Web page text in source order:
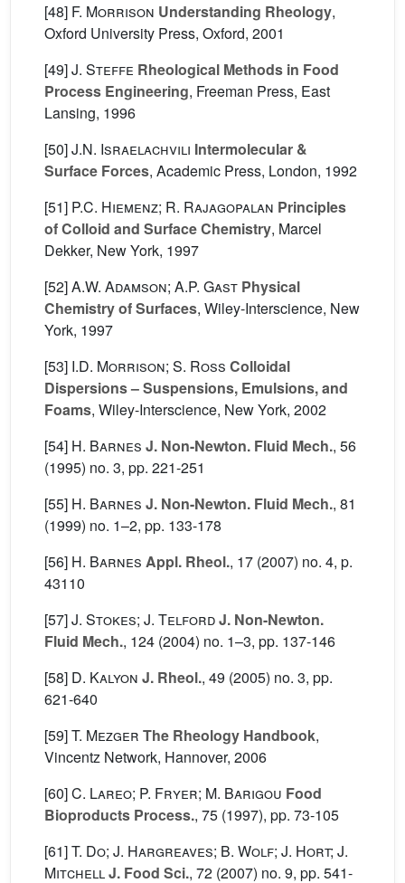
[48] F. Morrison Understanding Rheology,
Oxford University Press, Oxford, 2001
[49]J. Steffe Rheological Methods in Food
Process Engineering, Freeman Press, East
Lansing, 1996
[50]J.N. Israelachvili Intermolecular &
Surface Forces, Academic Press, London, 1992
[51] P.C. Hiemenz; R. Rajagopalan Principles
of Colloid and Surface Chemistry, Marcel
Dekker, New York, 1997
[52]A.W. Adamson; A.P. Gast Physical
Chemistry of Surfaces, Wiley-Interscience, New
York, 1997
[53] I.D. Morrison; S. Ross Colloidal
Dispersions – Suspensions, Emulsions, and
Foams, Wiley-Interscience, New York, 2002
[54] H. Barnes J. Non-Newton. Fluid Mech., 56
(1995) no. 3, pp. 221-251
[55] H. Barnes J. Non-Newton. Fluid Mech., 81
(1999) no. 1–2, pp. 133-178
[56] H. Barnes Appl. Rheol., 17 (2007) no. 4, p.
43110
[57]J. Stokes; J. TelfordJ. Non-Newton.
Fluid Mech., 124 (2004) no. 1–3, pp. 137-146
[58] D. Kalyon J. Rheol., 49 (2005) no. 3, pp.
621-640
[59]T. Mezger The Rheology Handbook,
Vincentz Network, Hannover, 2006
[60]C. Lareo; P. Fryer; M. Barigou Food
Bioproducts Process., 75 (1997), pp. 73-105
[61]T. Do; J. Hargreaves; B. Wolf; J. Hort; J.
MitchellJ. Food Sci., 72 (2007) no. 9, pp. 541-